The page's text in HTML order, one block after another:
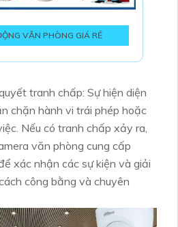
VĂN PHÒNG GIÁ RẺ
tranh chấp: Sự hiện diện
chặn hành vi trái phép hoặc
Nếu có tranh chấp xảy ra,
văn phòng cung cấp
xác nhận các sự kiện và giải
công bằng và chuyên